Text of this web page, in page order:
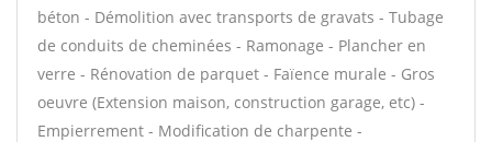
béton - Démolition avec transports de gravats - Tubage
de conduits de cheminées - Ramonage - Plancher en
verre - Rénovation de parquet - Faïence murale - Gros
oeuvre (Extension maison, construction garage, etc) -
Empierrement - Modification de charpente -